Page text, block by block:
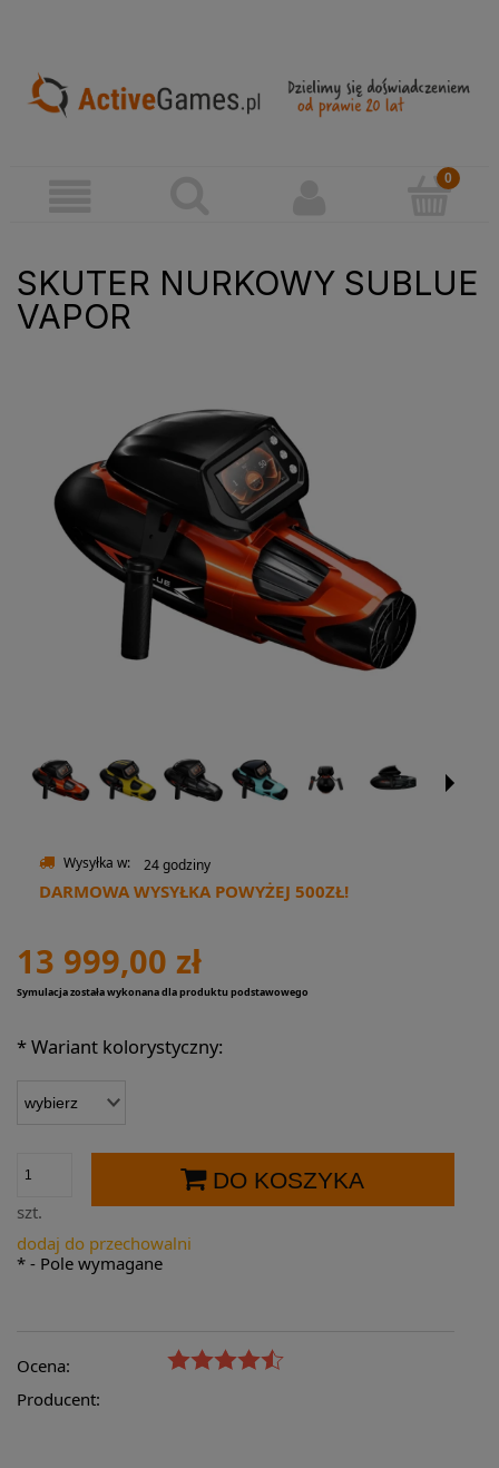
SKUTER NURKOWY SUBLUE
VAPOR
Wysyłka w: 24 godziny
DARMOWA WYSYŁKA POWYŻEJ 500ZŁ!
13 999,00 zł
Symulacja została wykonana dla produktu podstawowego
*Wariant kolorystyczny:
szt.
DO KOSZYKA
dodaj do przechowalni
* - Pole wymagane
Ocena:
Producent: